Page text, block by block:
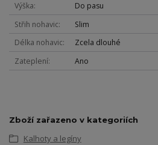
Výška
Do pasu
Střih nohavic
Slim
Délka nohavic
Zcela dlouhé
Zateplení
Ano
Zboží zařazeno v kategoriích
Kalhoty a legíny